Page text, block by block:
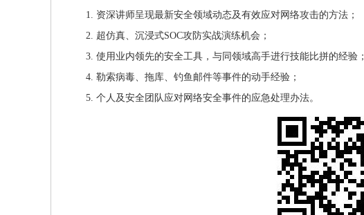
1. 资深讲师呈现最新安全领域动态及有效应对网络攻击的方法；
2. 超仿真、沉浸式SOC攻防实战演练机会；
3. 使用业内领先的安全工具，与同领域高手进行技能比拼的经验；
4. 勒索病毒、拖库、钓鱼邮件等事件的动手经验；
5. 个人及安全团队应对网络安全事件的应急处理办法。